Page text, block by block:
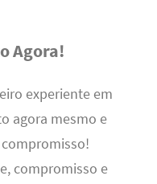
Agora!
experiente em
agora mesmo e
compromisso e